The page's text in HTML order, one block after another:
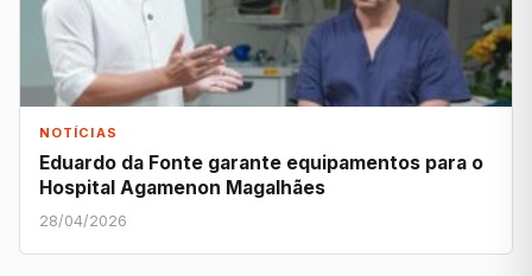
NOTÍCIAS
Eduardo da Fonte garante equipamentos para o
Hospital Agamenon Magalhães
28/04/2026